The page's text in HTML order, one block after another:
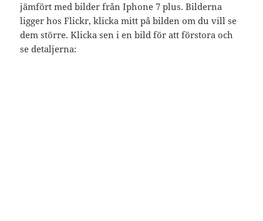
jämfört med bilder från Iphone 7 plus. Bilderna
ligger hos Flickr, klicka mitt på bilden om du vill se
dem större. Klicka sen i en bild för att förstora och
se detaljerna: